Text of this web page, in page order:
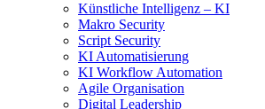
Künstliche Intelligenz – KI
Makro Security
Script Security
KI Automatisierung
KI Workflow Automation
Agile Organisation
Digital Leadership